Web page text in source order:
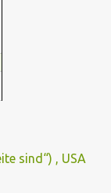
sind“) , USA